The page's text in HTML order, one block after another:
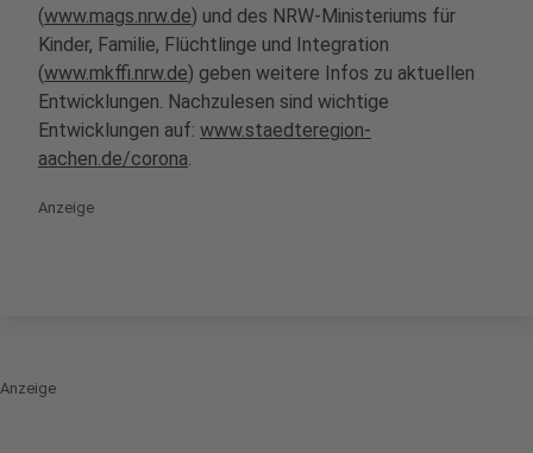
(www.mags.nrw.de) und des NRW-Ministeriums für
Kinder, Familie, Flüchtlinge und Integration
(www.mkffi.nrw.de) geben weitere Infos zu aktuellen
Entwicklungen. Nachzulesen sind wichtige
Entwicklungen auf: www.staedteregion-
aachen.de/corona.
Anzeige
Anzeige